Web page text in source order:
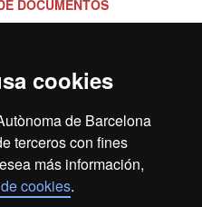
cookies
de Barcelona
terceros con fines
más información,
cookies.
DOCUMENTOS
la notificación de
UAB: Es muy importante
que se adjunte para
con los requisitos de
en la normativa vigente.